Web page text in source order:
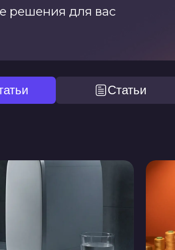
решения для вас
Статьи